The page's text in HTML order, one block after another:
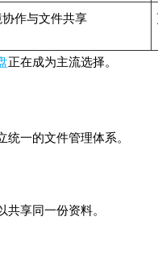
协作与文件共享
正在成为主流选择。
一的文件管理体系。
享同一份资料。